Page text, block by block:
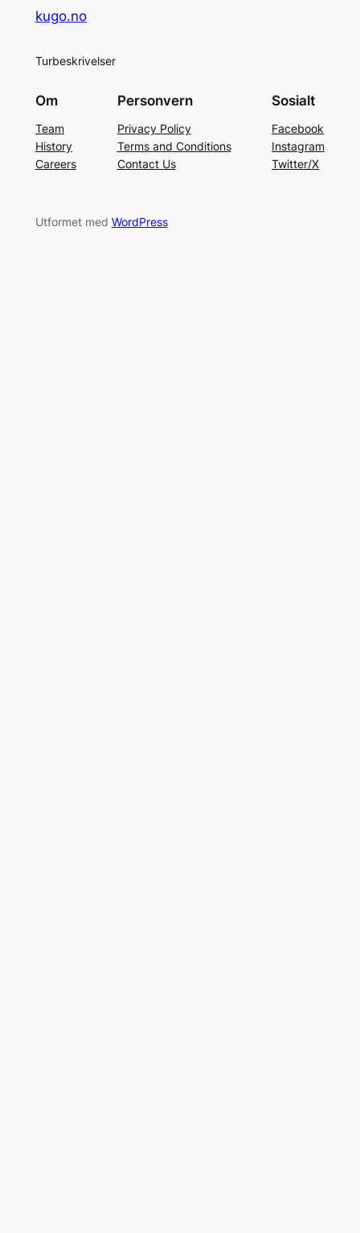
kugo.no
Turbeskrivelser
Om
Team
History
Careers
Personvern
Privacy Policy
Terms and Conditions
Contact Us
Sosialt
Facebook
Instagram
Twitter/X
Utformet med WordPress